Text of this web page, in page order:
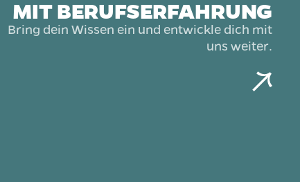
MIT BERUF­SERFAHRUNG
Bring dein Wissen ein und entwickle dich mit
uns weiter.